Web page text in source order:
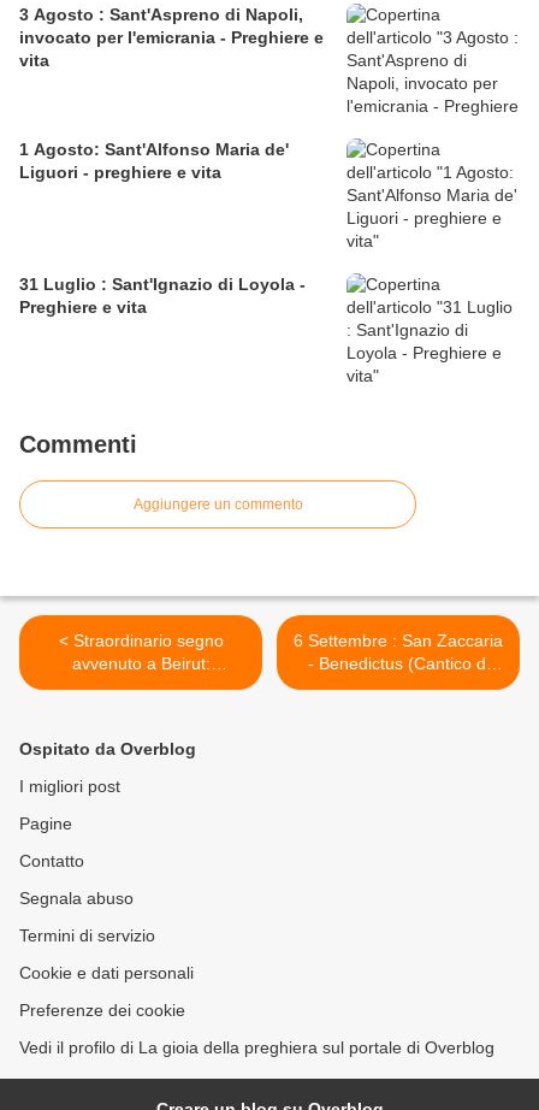
3 Agosto : Sant'Aspreno di Napoli,
invocato per l'emicrania - Preghiere e
vita
1 Agosto: Sant'Alfonso Maria de'
Liguori - preghiere e vita
31 Luglio : Sant'Ignazio di Loyola -
Preghiere e vita
Commenti
Aggiungere un commento
< Straordinario segno
avvenuto a Beirut:
nonostante l'esplosione
6 Settembre : San Zaccaria
- Benedictus (Cantico di
Zaccaria) >
Ospitato da Overblog
I migliori post
Pagine
Contatto
Segnala abuso
Termini di servizio
Cookie e dati personali
Preferenze dei cookie
Vedi il profilo di La gioia della preghiera sul portale di Overblog